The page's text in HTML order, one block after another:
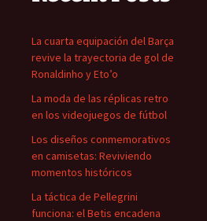
La cuarta equipación del Barça
revive la trayectoria de gol de
Ronaldinho y Eto’o
La moda de las réplicas retro
en los videojuegos de fútbol
Los diseños conmemorativos
en camisetas: Reviviendo
momentos históricos
La táctica de Pellegrini
funciona: el Betis encadena